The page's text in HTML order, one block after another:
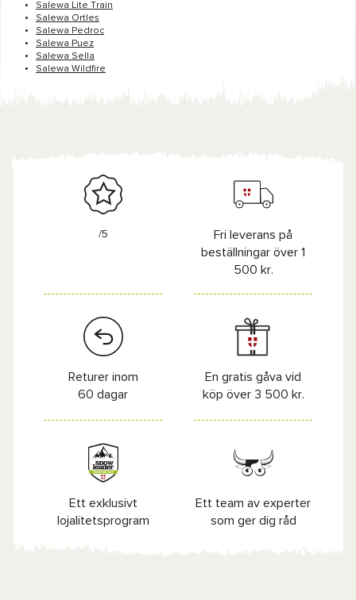
Salewa Lite Train
Salewa Ortles
Salewa Pedroc
Salewa Puez
Salewa Sella
Salewa Wildfire
/5
Fri leverans på
beställningar över 1
500 kr.
Returer inom
60 dagar
En gratis gåva vid
köp över 3 500 kr.
Ett exklusivt
lojalitetsprogram
Ett team av experter
som ger dig råd